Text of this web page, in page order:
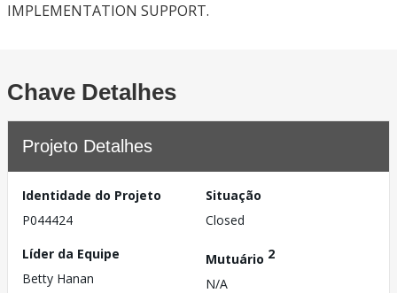
IMPLEMENTATION SUPPORT.
Chave Detalhes
Projeto Detalhes
Identidade do Projeto
P044424
Situação
Closed
Líder da Equipe
Betty Hanan
Mutuário 2
N/A